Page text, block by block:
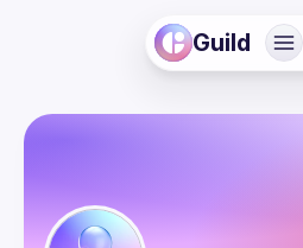
Guild